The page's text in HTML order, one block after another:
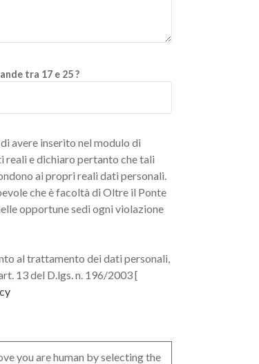
tra 17 e 25 ?
avere inserito nel modulo di
reali e dichiaro pertanto che tali
ai propri reali dati personali.
che è facoltà di Oltre il Ponte
opportune sedi ogni violazione
al trattamento dei dati personali,
13 del D.lgs. n. 196/2003 [
you are human by selecting the